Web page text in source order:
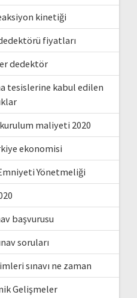
kinetiği
fiyatları
dedektör
tesislerine kabul edilen
maliyeti 2020
ekonomisi
Yönetmeliği
başvurusu
soruları
sınavı ne zaman
Gelişmeler